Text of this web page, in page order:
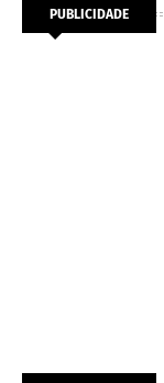
PUBLICIDADE